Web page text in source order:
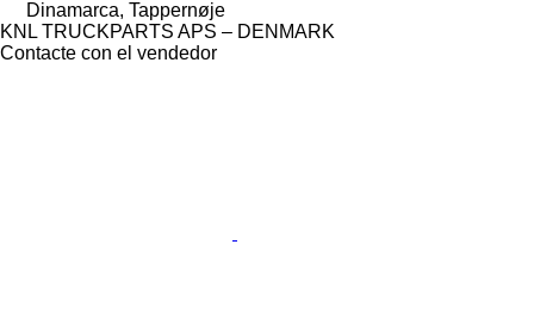
Dinamarca, Tappernøje
KNL TRUCKPARTS APS – DENMARK
Contacte con el vendedor